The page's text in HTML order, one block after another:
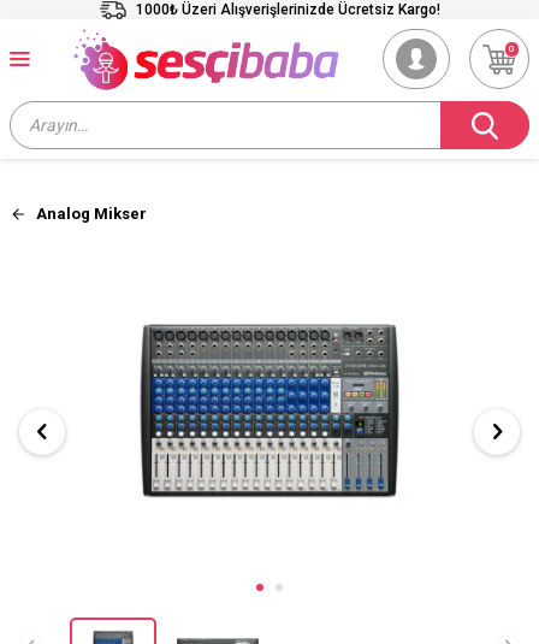
1000₺ Üzeri Alışverişlerinizde Ücretsiz Kargo!
0
Analog Mikser